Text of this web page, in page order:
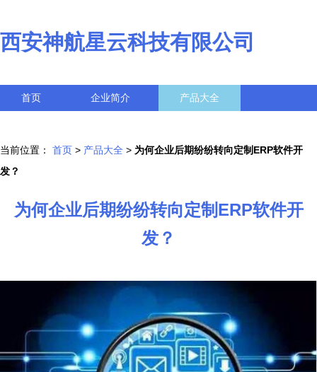
西安神航星云科技有限公司
首页 企业简介 产品大全
当前位置： 首页 > 产品大全 > 为何企业后期纷纷转向定制ERP软件开
发？
为何企业后期纷纷转向定制ERP软件开
发？